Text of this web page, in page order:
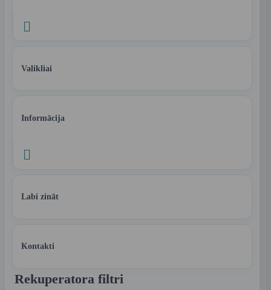

Valikliai
Informācija

Labi zināt
Kontakti
Rekuperatora filtri